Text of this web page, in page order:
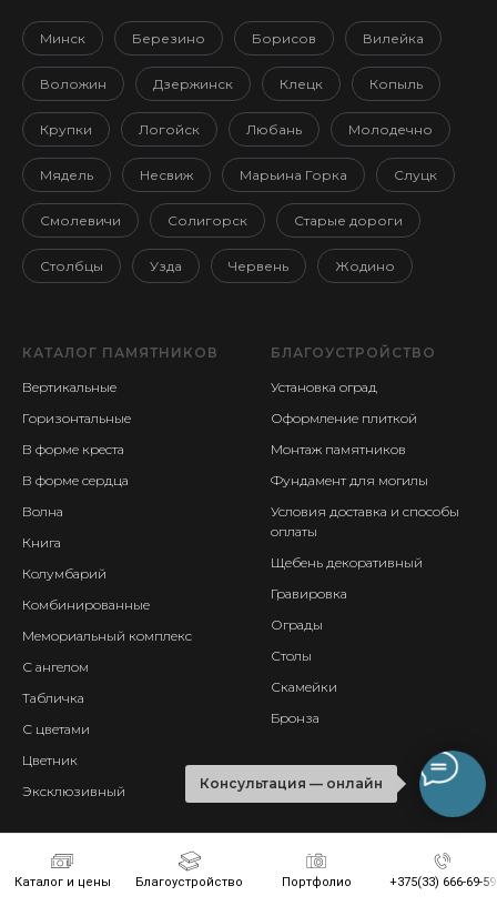
Каталог и цены Благоустройство Портфолио +375(33) 666-69-59
Консультация — онлайн
Минск Березино Борисов Вилейка
Воложин Дзержинск Клецк Копыль
Крупки Логойск Любань Молодечно
Мядель Несвиж Марьина Горка Слуцк
Смолевичи Солигорск Старые дороги
Столбцы Узда Червень Жодино
КАТАЛОГ ПАМЯТНИКОВ
Вертикальные
Горизонтальные
В форме креста
В форме сердца
Волна
Книга
Колумбарий
Комбинированные
Мемориальный комплекс
С ангелом
Табличка
С цветами
Цветник
Эксклюзивный
БЛАГОУСТРОЙСТВО
Установка оград
Оформление плиткой
Монтаж памятников
Фундамент для могилы
Условия доставка и способы
оплаты
Щебень декоративный
Гравировка
Ограды
Столы
Скамейки
Бронза
Портфолио